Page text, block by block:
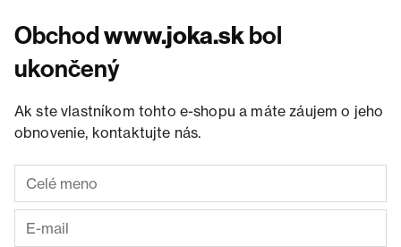
Obchodwww.joka.skbol
ukončený
Ak ste vlastníkom tohto e-shopu a máte záujem o jeho
obnovenie, kontaktujte nás.